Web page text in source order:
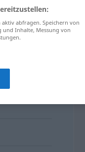
abfragen. Speichern von
Inhalte, Messung von